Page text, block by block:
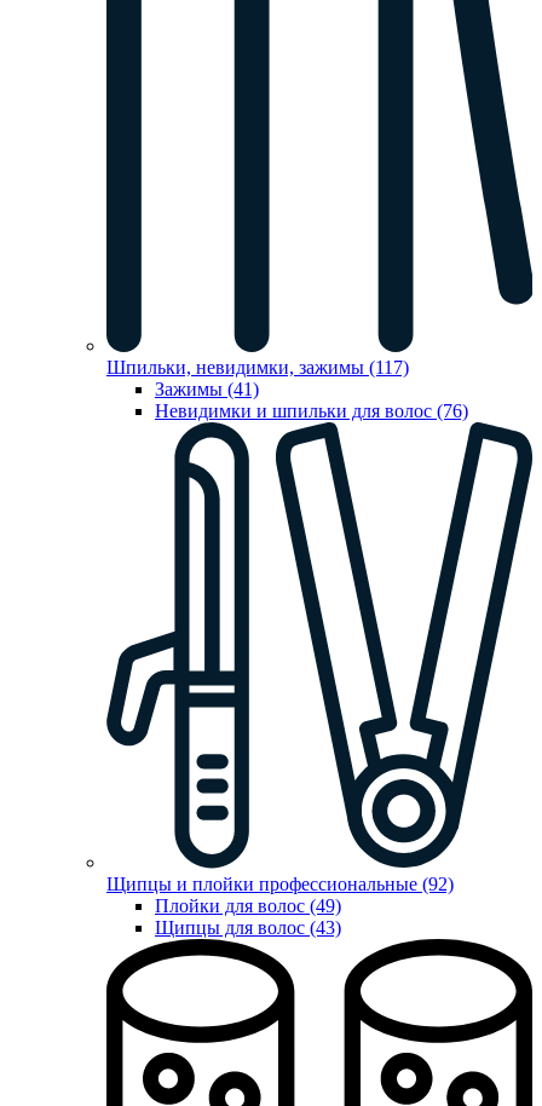
Шпильки, невидимки, зажимы (117)
Зажимы (41)
Невидимки и шпильки для волос (76)
Щипцы и плойки профессиональные (92)
Плойки для волос (49)
Щипцы для волос (43)